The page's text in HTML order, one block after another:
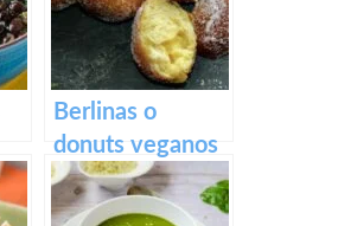
ahumados
Berlinas o
donuts veganos
rellenos de
crema pastelera